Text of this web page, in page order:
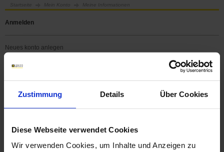
Zustimmung Details Über Cookies
Diese Webseite verwendet Cookies
Wir verwenden Cookies, um Inhalte und Anzeigen zu
Startseite Mein Konto Meine Informationen
anmelden
neues konto anlegen
ZUGANG ZU MEINEM KONTO
SIE SIND NOCH NICHT
EINGETRAGEN